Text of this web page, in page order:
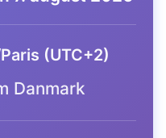
(UTC+2)
Danmark